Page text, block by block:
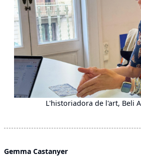
L'historiadora de l'art, Beli
Gemma Castanyer